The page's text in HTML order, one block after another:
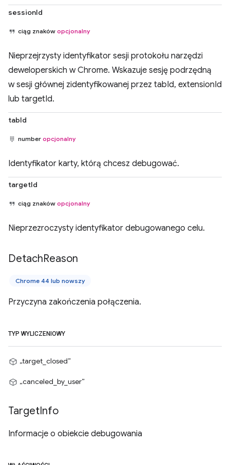
sessionId
ciąg znaków opcjonalny
Nieprzejrzysty identyfikator sesji protokołu narzędzi
deweloperskich w Chrome. Wskazuje sesję podrzędną
w sesji głównej zidentyfikowanej przez tabId, extensionId
lub targetId.
tabId
number opcjonalny
Identyfikator karty, którą chcesz debugować.
targetId
ciąg znaków opcjonalny
Nieprzezroczysty identyfikator debugowanego celu.
DetachReason
Chrome 44 lub nowszy
Przyczyna zakończenia połączenia.
TYP WYLICZENIOWY
„target_closed”
„canceled_by_user”
TargetInfo
Informacje o obiekcie debugowania